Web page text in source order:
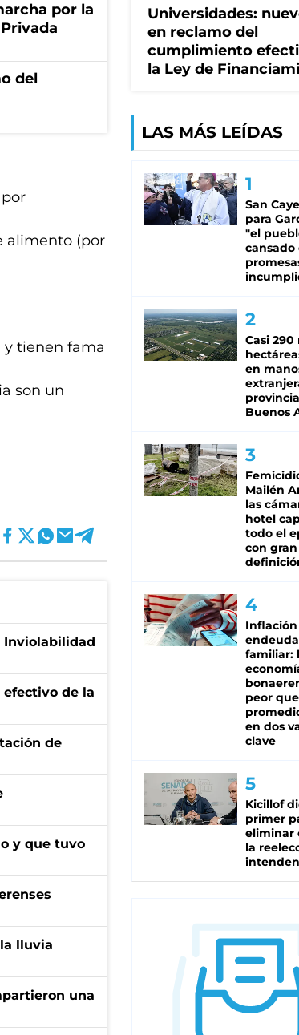
por la
del
alimento (por
y tienen fama
son un
Inviolabilidad
de la
de
y que tuvo
lluvia
una
Universidades:
en reclamo del
cumplimiento
la Ley de
LAS MÁS LEÍDAS
San
para
"el
cansado
Casi 290
en
Buenos
Mailén
las
hotel
todo el
con gran
Inflación
familiar:
peor
en dos
clave
Kicillof
primer
eliminar
la